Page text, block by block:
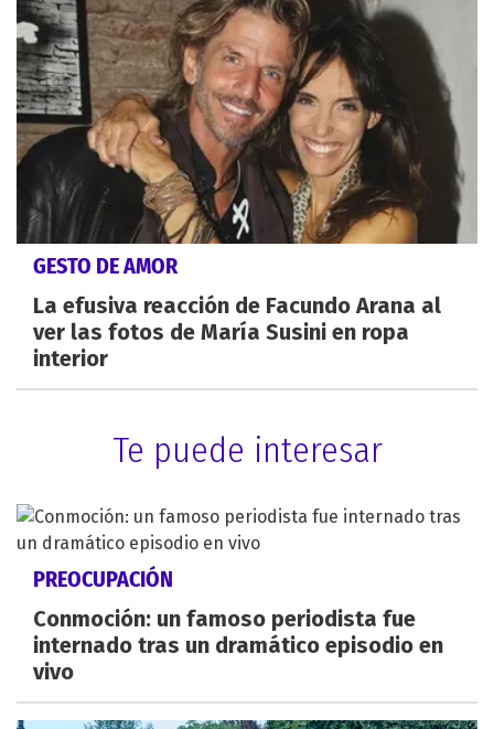
GESTO DE AMOR
La efusiva reacción de Facundo Arana al
ver las fotos de María Susini en ropa
interior
Te puede interesar
PREOCUPACIÓN
Conmoción: un famoso periodista fue
internado tras un dramático episodio en
vivo